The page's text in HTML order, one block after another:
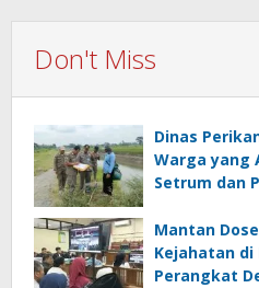
Don't Miss
Dinas
Warga yang
Setrum dan
Mantan
Kejahatan di
Perangkat